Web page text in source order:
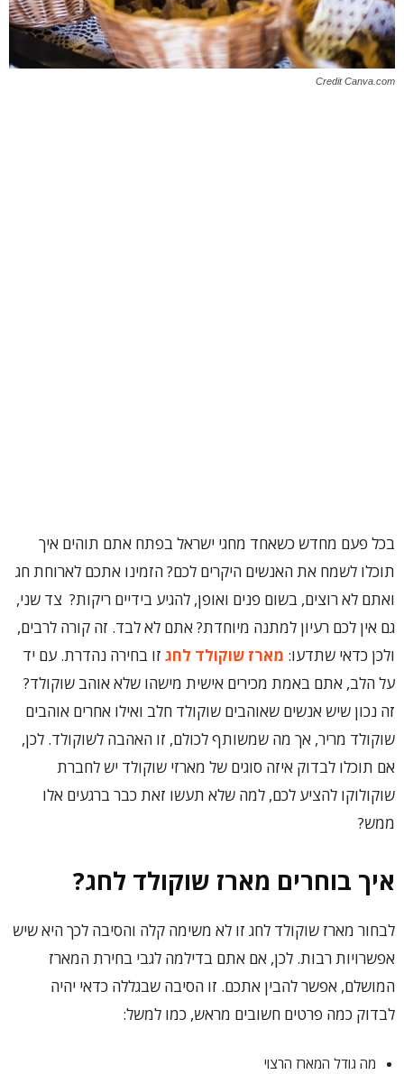
Credit Canva.com
בכל פעם מחדש כשאחד מחגי ישראל בפתח אתם תוהים איך
תוכלו לשמח את האנשים היקרים לכם? הזמינו אתכם לארוחת חג
ואתם לא רוצים, בשום פנים ואופן, להגיע בידיים ריקות? צד שני,
גם אין לכם רעיון למתנה מיוחדת? אתם לא לבד. זה קורה לרבים,
ולכן כדאי שתדעו: מארז שוקולד לחג זו בחירה נהדרת. עם יד
על הלב, אתם באמת מכירים אישית מישהו שלא אוהב שוקולד?
זה נכון שיש אנשים שאוהבים שוקולד חלב ואילו אחרים אוהבים
שוקולד מריר, אך מה שמשותף לכולם, זו האהבה לשוקולד. לכן,
אם תוכלו לבדוק איזה סוגים של מארזי שוקולד יש לחברת
שוקולוקו להציע לכם, למה שלא תעשו זאת כבר ברגעים אלו
ממש?
איך בוחרים מארז שוקולד לחג?
לבחור מארז שוקולד לחג זו לא משימה קלה והסיבה לכך היא שיש
אפשרויות רבות. לכן, אם אתם בדילמה לגבי בחירת המארז
המושלם, אפשר להבין אתכם. זו הסיבה שבגללה כדאי יהיה
לבדוק כמה פרטים חשובים מראש, כמו למשל:
מה גודל המארז הרצוי